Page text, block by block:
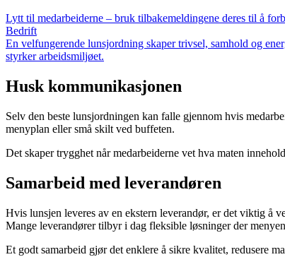
Lytt til medarbeiderne – bruk tilbakemeldingene deres til å
Bedrift
En velfungerende lunsjordning skaper trivsel, samhold og
styrker arbeidsmiljøet.
Husk kommunikasjonen
Selv den beste lunsjordningen kan falle gjennom hvis
menyplan eller små skilt ved buffeten.
Det skaper trygghet når medarbeiderne vet hva maten
Samarbeid med leverandøren
Hvis lunsjen leveres av en ekstern leverandør, er det viktig å
Mange leverandører tilbyr i dag fleksible løsninger der
Et godt samarbeid gjør det enklere å sikre kvalitet, redusere